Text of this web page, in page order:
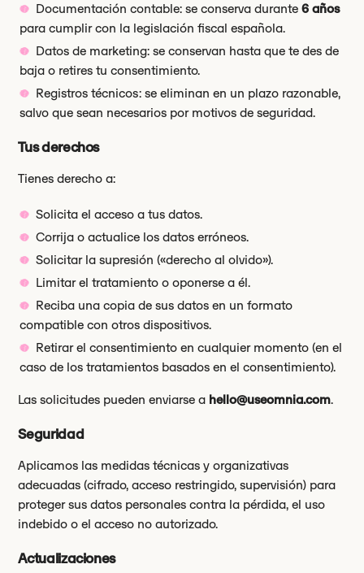
Documentación contable: se conserva durante6 años
para cumplir con la legislación fiscal española.
Datos de marketing: se conservan hasta que te des de
baja o retires tu consentimiento.
Registros técnicos: se eliminan en un plazo razonable,
salvo que sean necesarios por motivos de seguridad.
Tus derechos
Tienes derecho a:
Solicita el acceso a tus datos.
Corrija o actualice los datos erróneos.
Solicitar la supresión («derecho al olvido»).
Limitar el tratamiento o oponerse a él.
Reciba una copia de sus datos en un formato
compatible con otros dispositivos.
Retirar el consentimiento en cualquier momento (en el
caso de los tratamientos basados en el consentimiento).
Las solicitudes pueden enviarse a hello@useomnia.com.
Seguridad
Aplicamos las medidas técnicas y organizativas
adecuadas (cifrado, acceso restringido, supervisión) para
proteger sus datos personales contra la pérdida, el uso
indebido o el acceso no autorizado.
Actualizaciones